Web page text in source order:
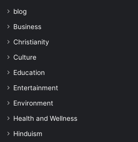
blog
Business
Christianity
Culture
Education
Entertainment
Environment
Health and Wellness
Hinduism